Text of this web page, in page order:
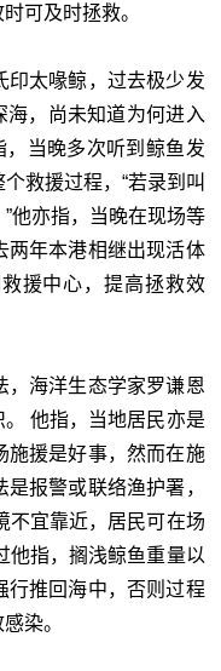
可及时拯救。
印太喙鲸，过去极少发
，尚未知道为何进入
当晚多次听到鲸鱼发
救援过程，“若录到叫
他亦指，当晚在现场等
两年本港相继出现活体
援中心，提高拯救效
，海洋生态学家罗谦恩
他指，当地居民亦是
施援是好事，然而在施
报警或联络渔护署，
不宜靠近，居民可在场
他指，搁浅鲸鱼重量以
行推回海中，否则过程
染。